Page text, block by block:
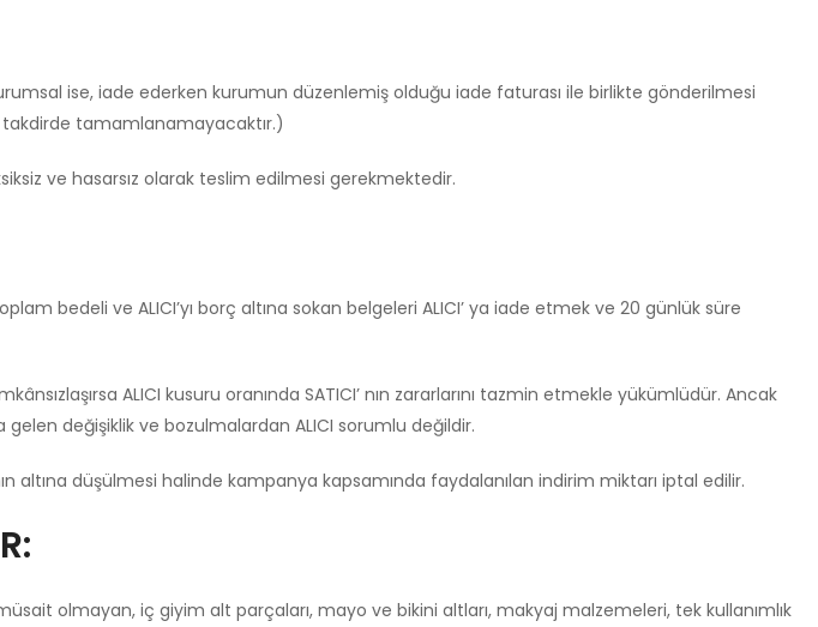
ise, iade ederken kurumun düzenlemiş olduğu iade faturası ile birlikte gönderilmesi
takdirde tamamlanamayacaktır.)
ve hasarsız olarak teslim edilmesi gerekmektedir.
bedeli ve ALICI’yı borç altına sokan belgeleri ALICI’ ya iade etmek ve 20 günlük süre
ALICI kusuru oranında SATICI’ nın zararlarını tazmin etmekle yükümlüdür. Ancak
değişiklik ve bozulmalardan ALICI sorumlu değildir.
altına düşülmesi halinde kampanya kapsamında faydalanılan indirim miktarı iptal edilir.
olmayan, iç giyim alt parçaları, mayo ve bikini altları, makyaj malzemeleri, tek kullanımlık